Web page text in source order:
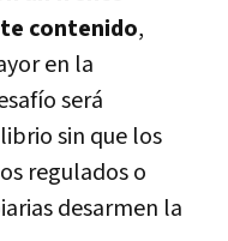
contenido,
en la
será
sin que los
regulados o
desarmen la